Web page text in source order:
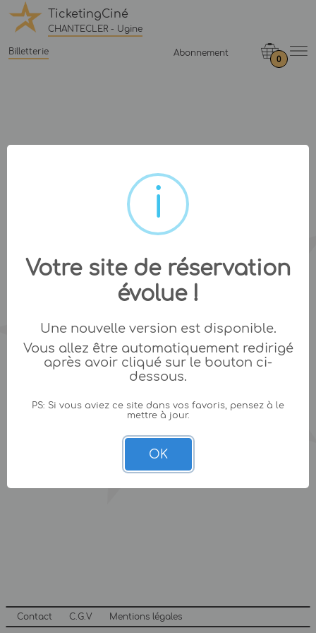
TicketingCiné
CHANTECLER - Ugine
Billetterie Abonnement
0
Contact C.G.V Mentions légales
Votre site de réservation
évolue !
Une nouvelle version est disponible.
Vous allez être automatiquement redirigé
après avoir cliqué sur le bouton ci-
dessous.
PS: Si vous aviez ce site dans vos favoris, pensez à le
mettre à jour.
OK